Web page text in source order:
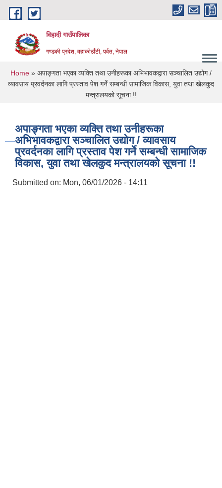
Skip to main content
विहादी गाउँपालिका
गण्डकी प्रदेश, वहाकीठाँटी, पर्वत, नेपाल
You are here
Home » अपाङ्गता भएका व्यक्ति तथा उनीहरूका अभिभावकद्वारा सञ्चालित उद्योग /
व्यावसाय प्रवर्दनका लागि प्रस्ताव पेश गर्ने सम्बन्धी सामाजिक विकास, युवा तथा खेलकुद
मन्त्रालयको सूचना !!
अपाङ्गता भएका व्यक्ति तथा उनीहरूका
अभिभावकद्वारा सञ्चालित उद्योग / व्यावसाय
प्रवर्दनका लागि प्रस्ताव पेश गर्ने सम्बन्धी सामाजिक
विकास, युवा तथा खेलकुद मन्त्रालयको सूचना !!
Submitted on: Mon, 06/01/2026 - 14:11